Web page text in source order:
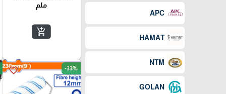
APC
HAMAT
NTM
GOLAN
ملم
add_shopping_cart
favorite_border -33%